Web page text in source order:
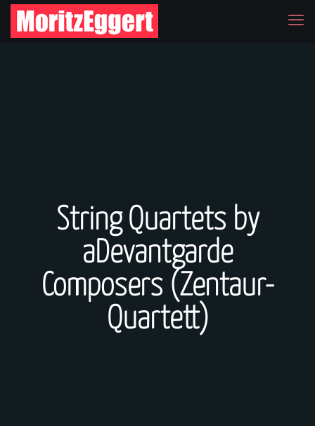
String Quartets by
aDevantgarde
Composers (Zentaur-
Quartett)